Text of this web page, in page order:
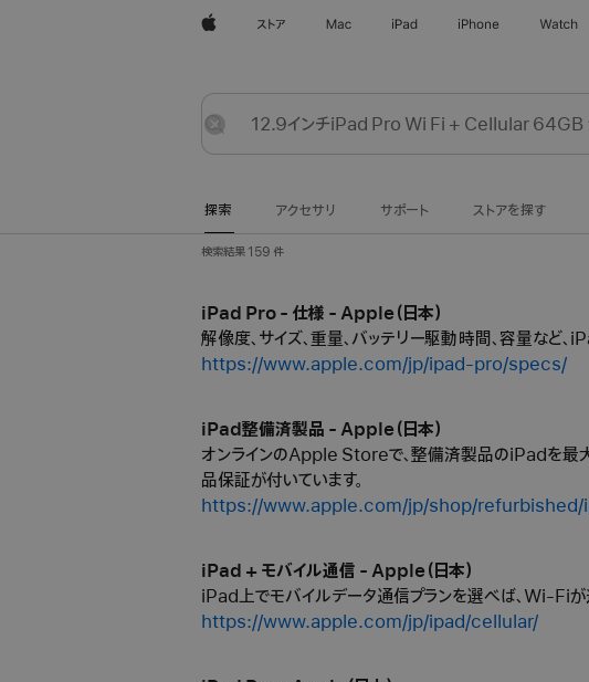
Appleストア Mac iPad iPhone Watch
送
リ
ッ
ト
探索 アクセサリ サポート ストアを探す
検索結果 159 件
iPad Pro - 仕様 - Apple（日本）
解像度、サイズ、重量、バッテリー駆動時間、容量な
https://www.apple.com/jp/ipad-pro/specs/
iPad整備済製品 - Apple（日本）
オンラインのApple Storeで、整備済製品のiPadを最
品保証が付いています。
https://www.apple.com/jp/shop/refurbished/
iPad + モバイル通信 - Apple（日本）
iPad上でモバイルデータ通信プランを選べば、Wi-Fiが
https://www.apple.com/jp/ipad/cellular/